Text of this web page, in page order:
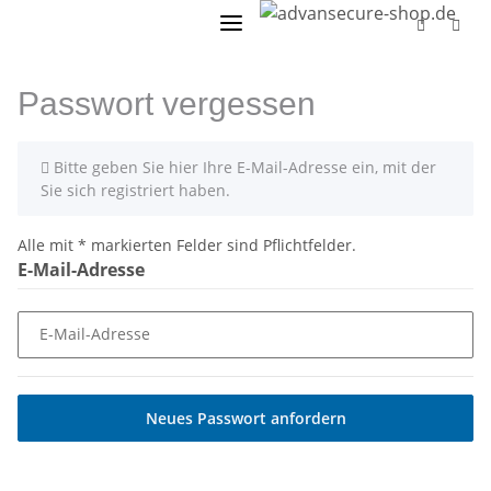
Passwort vergessen
x Bitte geben Sie hier Ihre E-Mail-Adresse ein, mit der
Sie sich registriert haben.
Alle mit * markierten Felder sind Pflichtfelder.
E-Mail-Adresse
E-Mail-Adresse
Neues Passwort anfordern